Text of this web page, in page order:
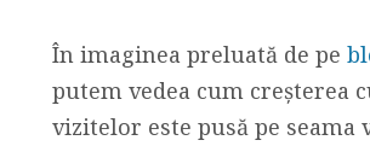
În imaginea preluată de pe
putem vedea cum creșterea
vizitelor este pusă pe